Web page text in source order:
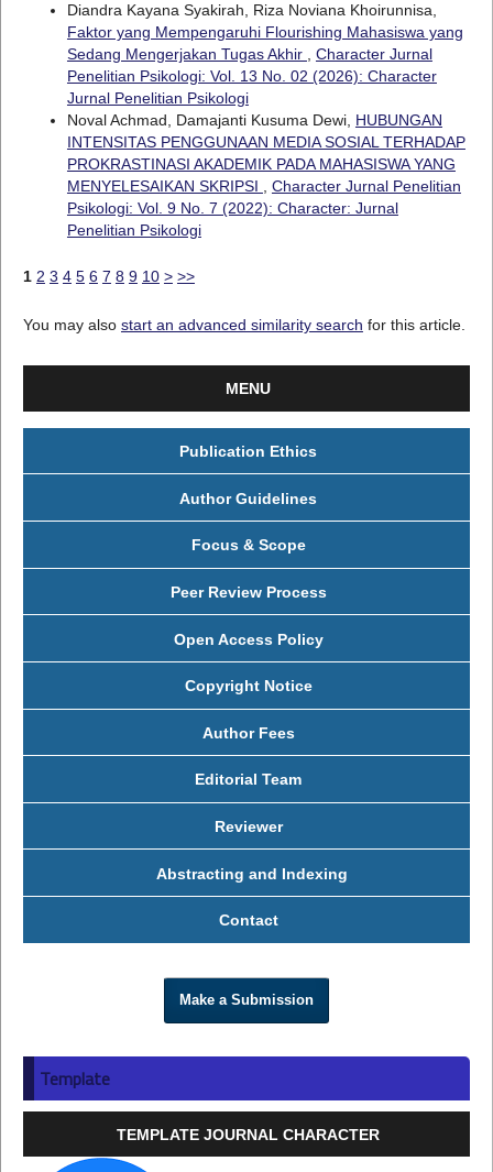
Diandra Kayana Syakirah, Riza Noviana Khoirunnisa,
Faktor yang Mempengaruhi Flourishing Mahasiswa yang
Sedang Mengerjakan Tugas Akhir , Character Jurnal
Penelitian Psikologi: Vol. 13 No. 02 (2026): Character
Jurnal Penelitian Psikologi
Noval Achmad, Damajanti Kusuma Dewi, HUBUNGAN
INTENSITAS PENGGUNAAN MEDIA SOSIAL TERHADAP
PROKRASTINASI AKADEMIK PADA MAHASISWA YANG
MENYELESAIKAN SKRIPSI , Character Jurnal Penelitian
Psikologi: Vol. 9 No. 7 (2022): Character: Jurnal
Penelitian Psikologi
1 2 3 4 5 6 7 8 9 10 > >>
You may also start an advanced similarity search for this article.
MENU
Publication Ethics
Author Guidelines
Focus & Scope
Peer Review Process
Open Access Policy
Copyright Notice
Author Fees
Editorial Team
Reviewer
Abstracting and Indexing
Contact
Make a Submission
Template
TEMPLATE JOURNAL CHARACTER